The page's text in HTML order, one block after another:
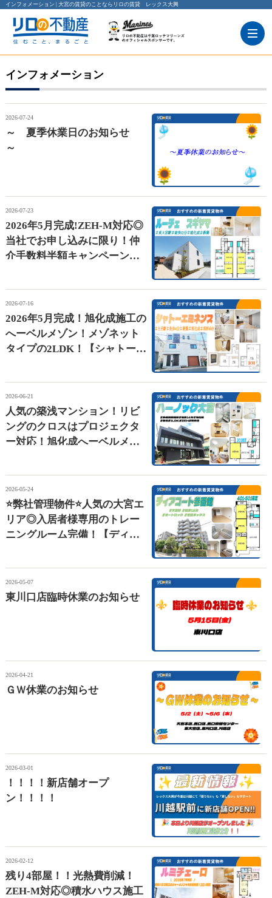
インフォメーション | 大宮の賃貸のことならリロの賃貸 レックス大興
インフォメーション
2026-07-24
～ 夏季休業日のお知らせ
～
2026-07-23
2026年5月完成!ZEH-M対応◎
当社でお申し込みに限り！仲
介手数料半額キャンペーン
2026-07-16
2026年5月完成！旭化成施工の
へーベルメゾン！メゾネット
タイプの2LDK！【シャトーエ
2026-06-21
人気の築浅マンション！リビ
ングのクロスはプロジェクタ
ー対応！旭化成へーベルメゾ
2026-05-24
⭐弊社管理物件⭐人気の大宮エ
リア◎入居者様専用のトレー
ニングルーム完備！【ディア
2026-05-07
東川口店臨時休業のお知らせ
2026-04-21
ＧＷ休業のお知らせ
2026-03-01
！！！！新店舗オープ
ン！！！！
2026-02-12
残り4部屋！！光熱費削減！
ZEH-M対応◎積水ハウス施工